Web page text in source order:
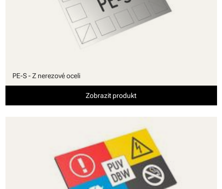
PE-S - Z nerezové oceli
Zobrazit produkt